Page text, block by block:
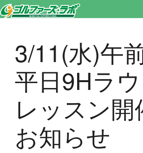
ージです。新宿区、若松河田で気軽にゴルフレッスン！
3/11(水)午
平日9Hラ
レッスン開
お知らせ